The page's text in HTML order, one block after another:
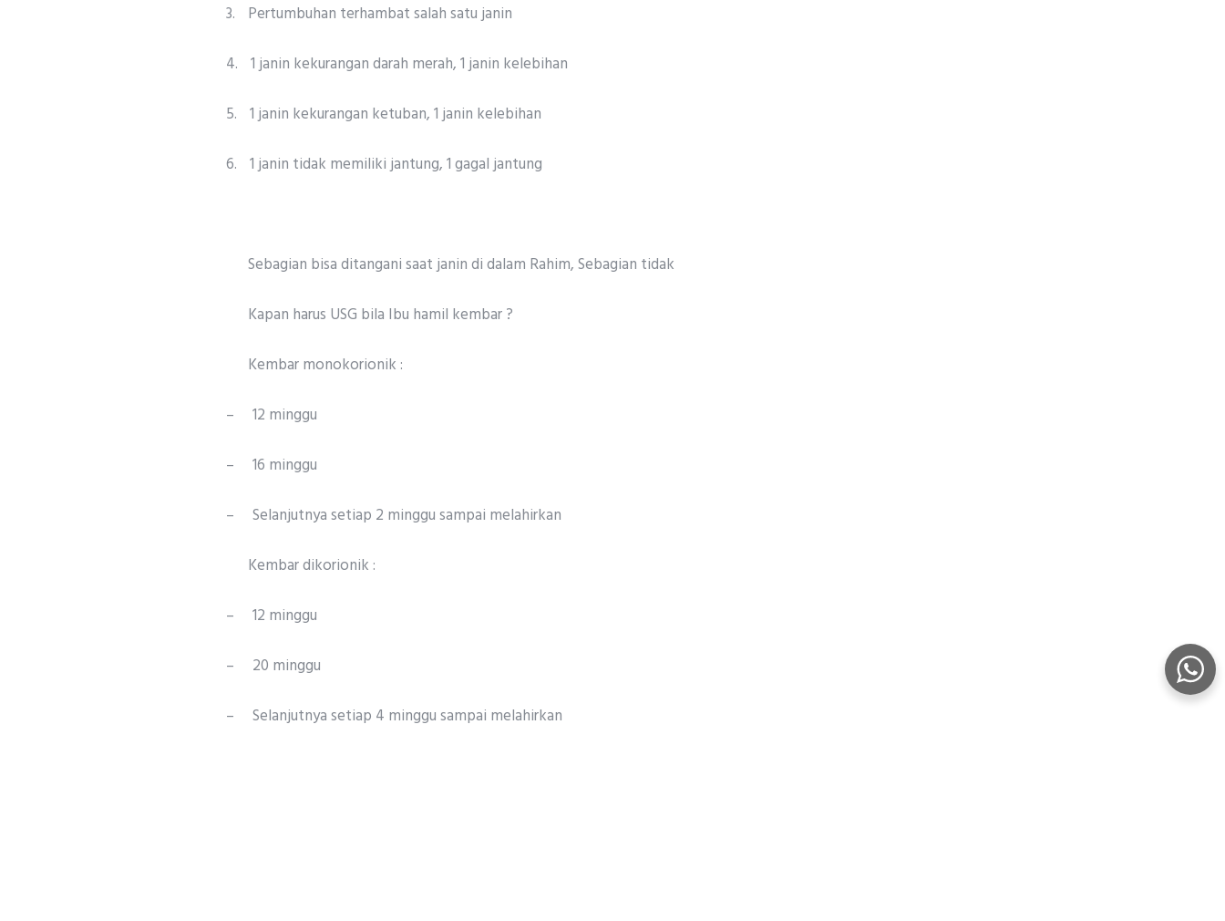
3. Pertumbuhan terhambat salah satu janin
4. 1 janin kekurangan darah merah, 1 janin kelebihan
5. 1 janin kekurangan ketuban, 1 janin kelebihan
6. 1 janin tidak memiliki jantung, 1 gagal jantung
Sebagian bisa ditangani saat janin di dalam Rahim, Sebagian tidak
Kapan harus USG bila Ibu hamil kembar ?
Kembar monokorionik :
– 12 minggu
– 16 minggu
– Selanjutnya setiap 2 minggu sampai melahirkan
Kembar dikorionik :
– 12 minggu
– 20 minggu
– Selanjutnya setiap 4 minggu sampai melahirkan